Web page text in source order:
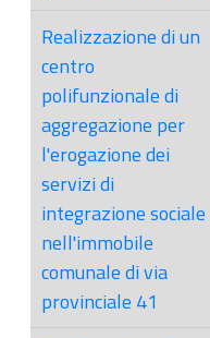
Realizzazione di un
centro
polifunzionale di
aggregazione per
l'erogazione dei
servizi di
integrazione sociale
nell'immobile
comunale di via
provinciale 41